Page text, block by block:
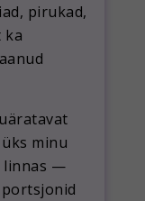
pirukad,
ka
minu
linnas —